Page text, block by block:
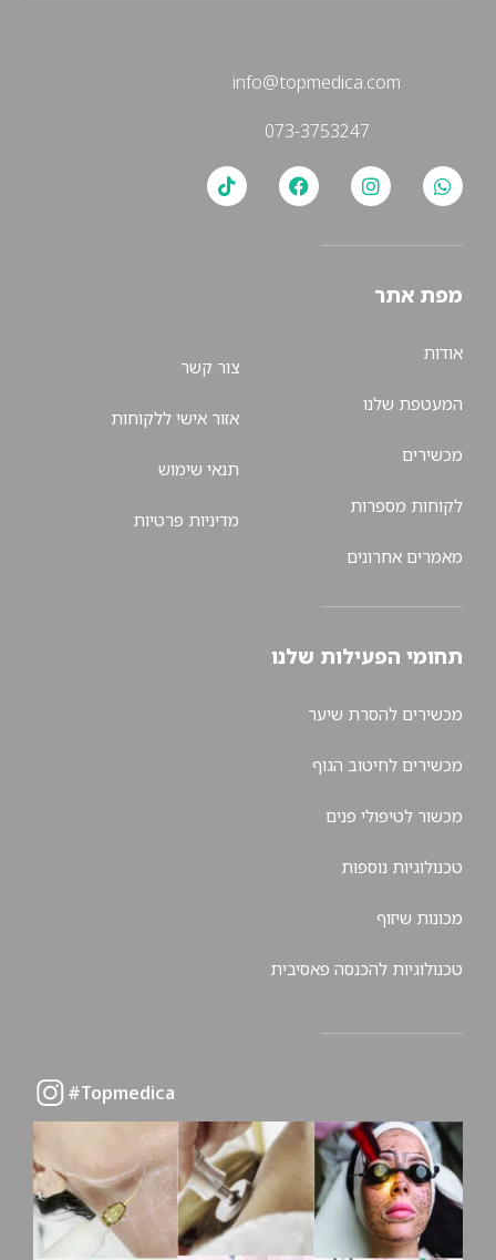
מפת אתר
אודות
המעטפת שלנו
מכשירים
לקוחות מספרות
מאמרים אחרונים
צור קשר
אזור אישי ללקוחות
תנאי שימוש
מדיניות פרטיות
תחומי הפעילות שלנו
מכשירים להסרת שיער
מכשירים לחיטוב הגוף
מכשור לטיפולי פנים
טכנולוגיות נוספות
מכונות שיזוף
טכנולוגיות להכנסה פאסיבית
Topmedica#
info@topmedica.com
073-3753247